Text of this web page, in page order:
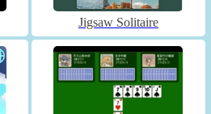
Jigsaw Solitaire